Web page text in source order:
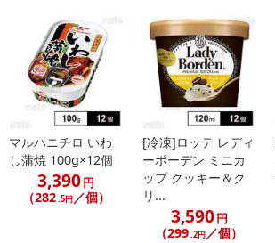
マルハニチロ いわ
し蒲焼 100g×12個
3,390円
（282.5円／個）
[冷凍]ロッテ レディ
ーボーデン ミニカ
ップ クッキー＆ク
リ...
3,590円
（299.2円／個）